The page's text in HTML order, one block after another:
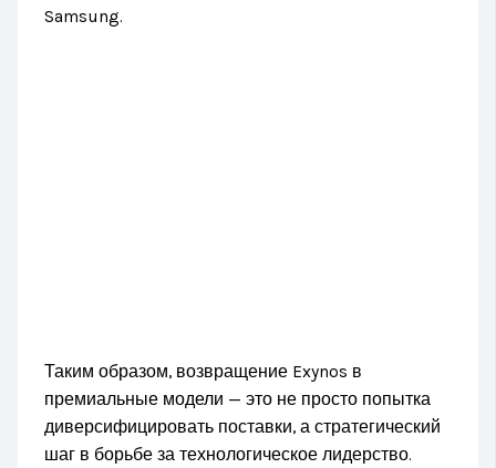
Samsung.
Таким образом, возвращение Exynos в
премиальные модели — это не просто попытка
диверсифицировать поставки, а стратегический
шаг в борьбе за технологическое лидерство.